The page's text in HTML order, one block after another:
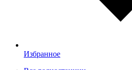
Избранное